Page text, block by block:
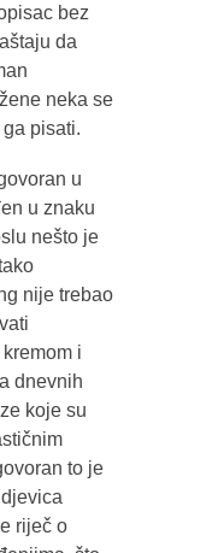
bez
da
neka se
pisati.
u
u znaku
nešto je
nije trebao
i
dnevnih
koje su
to je
riječ o